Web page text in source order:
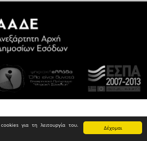
Δέχομαι
για τη λειτουργία του.